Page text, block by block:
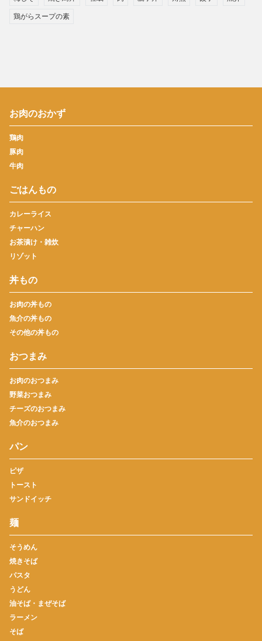
鶏がらスープの素
お肉のおかず
鶏肉
豚肉
牛肉
ごはんもの
カレーライス
チャーハン
お茶漬け・雑炊
リゾット
丼もの
お肉の丼もの
魚介の丼もの
その他の丼もの
おつまみ
お肉のおつまみ
野菜おつまみ
チーズのおつまみ
魚介のおつまみ
パン
ピザ
トースト
サンドイッチ
麺
そうめん
焼きそば
パスタ
うどん
油そば・まぜそば
ラーメン
そば